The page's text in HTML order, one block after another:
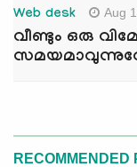
Web desk Aug
വീണ്ടും ഒരു
RECOMMENDED